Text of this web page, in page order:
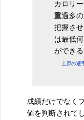
カロリ
重過多
把握さ
は最低
ができる
上原の選
成績だけでなく
値を判断されて